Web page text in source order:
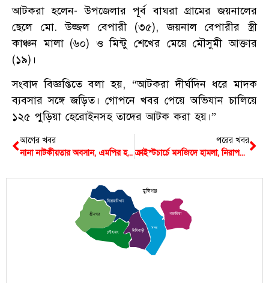
আটকরা হলেন- উপজেলার পূর্ব বাঘরা গ্রামের জয়নালের
ছেলে মো. উজ্জল বেপারী (৩৫), জয়নাল বেপারীর স্ত্রী
কাঞ্চন মালা (৬০) ও মিন্টু শেখের মেয়ে মৌসুমী আক্তার
(১৯)।
সংবাদ বিজ্ঞপ্তিতে বলা হয়, “আটকরা দীর্ঘদিন ধরে মাদক
ব্যবসার সঙ্গে জড়িত। গোপনে খবর পেয়ে অভিযান চালিয়ে
১২৫ পুড়িয়া হেরোইনসহ তাদের আটক করা হয়।”
আগের খবর
নানা নাটকীয়তার অবসান, এমপির হস্তক্ষেপে গজারিয়ায় আ.লীগের বিদ্রোহী প্রার্থীর আত্মসমর্পণ
পরের খবর
ক্রাইস্টচার্চে মসজিদে হামলা, নিরাপদে বাংলাদেশের ক্রিকেটাররা, তৃতীয় টেস্ট বাতিল
শ্রীনগর
সিরাজদিখান
টংগিবাড়ী
সদর
গজারিয়া
লৌহজং
মুন্সিগঞ্জ